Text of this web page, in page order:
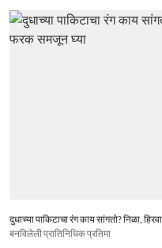
दुधाच्या पाकिटाचा रंग काय सांगतो? निळा,
बनविलेली प्रातिनिधिक प्रतिमा